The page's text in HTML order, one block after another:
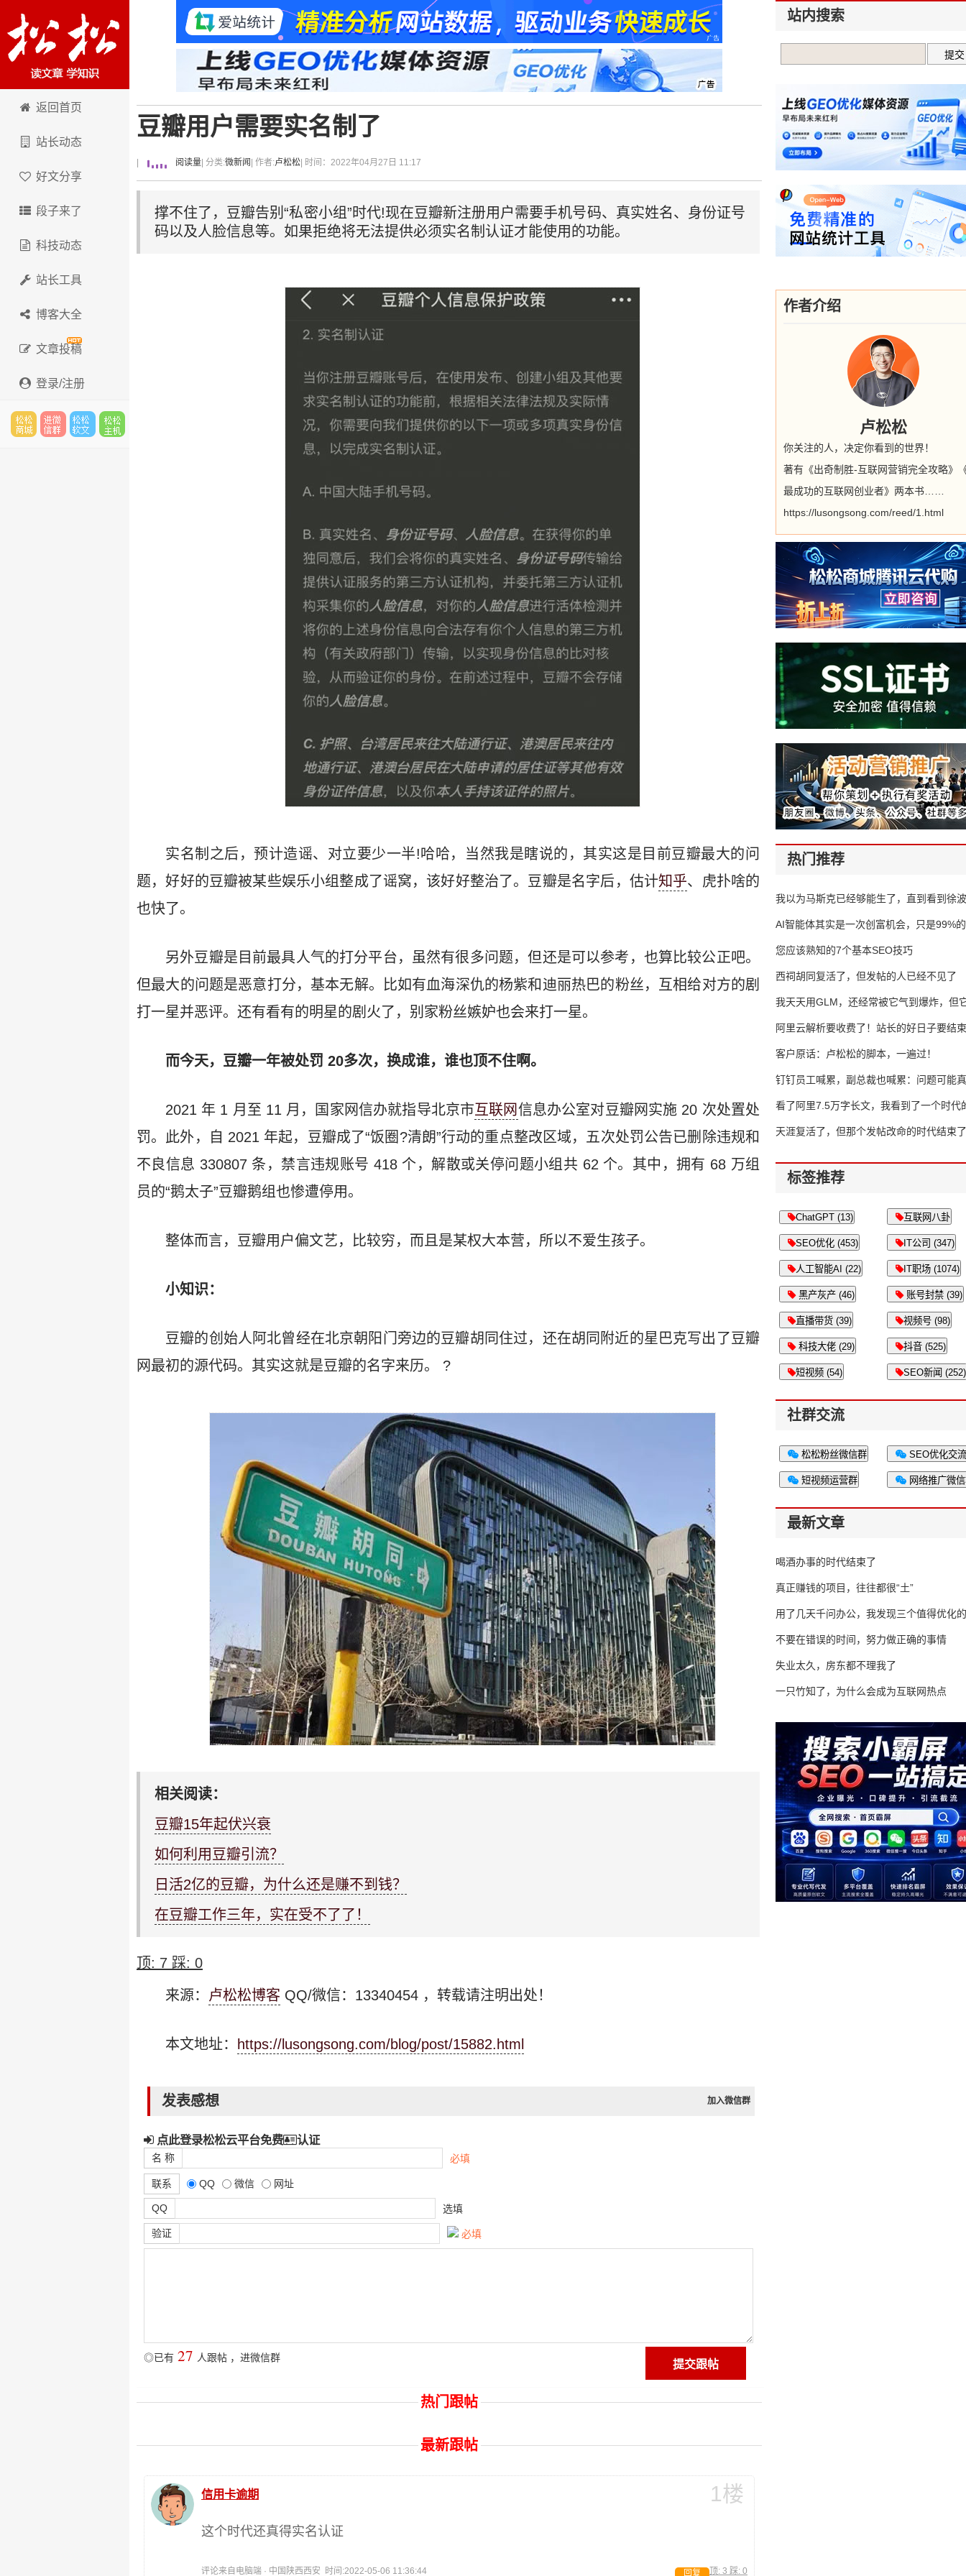
卢松松博客
返回首页
站长动态
好文分享
段子来了
科技动态
站长工具
博客大全
文章投稿
登录/注册
豆瓣用户需要实名制了
阅读量 | 分类:微新闻 | 作者:卢松松 | 时间：2022年04月27日 11:17
撑不住了，豆瓣告别“私密小组”时代!现在豆瓣新注册用户需要手机号码、真实姓名、身份证号
码以及人脸信息等。如果拒绝将无法提供必须实名制认证才能使用的功能。
实名制之后，预计造谣、对立要少一半!哈哈，当然我是瞎说的，其实这是目前豆瓣最大的问
题，好好的豆瓣被某些娱乐小组整成了谣窝，该好好整治了。豆瓣是名字后，估计知乎、虎扑啥的
也快了。
另外豆瓣是目前最具人气的打分平台，虽然有很多问题，但还是可以参考，也算比较公正吧。
但最大的问题是恶意打分，基本无解。比如有血海深仇的杨紫和迪丽热巴的粉丝，互相给对方的剧
打一星并恶评。还有看有的明星的剧火了，别家粉丝嫉妒也会来打一星。
而今天，豆瓣一年被处罚 20多次，换成谁，谁也顶不住啊。
2021 年 1 月至 11 月，国家网信办就指导北京市 互联网 信息办公室对豆瓣网实施 20 次处置处
罚。此外，自 2021 年起，豆瓣成了“饭圈?清朗”行动的重点整改区域，五次处罚公告已删除违规和
不良信息 330807 条，禁言违规账号 418 个，解散或关停问题小组共 62 个。其中，拥有 68 万组
员的“鹅太子”豆瓣鹅组也惨遭停用。
整体而言，豆瓣用户偏文艺，比较穷，而且是某权大本营，所以不爱生孩子。
小知识：
豆瓣的创始人阿北曾经在北京朝阳门旁边的豆瓣胡同住过，还在胡同附近的星巴克写出了豆瓣
网最初的源代码。其实这就是豆瓣的名字来历。 ?
相关阅读：
豆瓣15年起伏兴衰
如何利用豆瓣引流？
日活2亿的豆瓣，为什么还是赚不到钱？
在豆瓣工作三年，实在受不了了！
顶: 7 踩: 0
来源： 卢松松博客 QQ/微信：13340454 ，转载请注明出处！
本文地址： https://lusongsong.com/blog/post/15882.html
发表感想 加入微信群
点此登录松松云平台免费 认证
名 称 必填
联系 QQ 微信 网址
QQ 选填
验证 必填
◎已有 27 人跟帖 ， 进微信群
热门跟帖
最新跟帖
1楼
信用卡逾期
这个时代还真得实名认证
评论来自电脑端 · 中国陕西西安 时间:2022-05-06 11:36:44 顶: 3 踩: 0
回复
站内搜索
作者介绍
卢松松
你关注的人，决定你看到的世界！
著有《出奇制胜-互联网营销完全攻略》
最成功的互联网创业者》两本书……
https://lusongsong.com/reed/1.html
热门推荐
我以为马斯克已经够能生了，直到看到
AI智能体其实是一次创富机会，只是99%
错过了
您应该熟知的7个基本SEO技巧
西祠胡同复活了，但发帖的人已经不见了
我天天用GLM，还经常被它气到爆炸，但
16万亿
阿里云解析要收费了！站长的好日子要结
客户原话：卢松松的脚本，一遍过！
钉钉员工喊累，副总裁也喊累：问题可能
了
看了阿里7.5万字长文，我看到了一个时代
天涯复活了，但那个发帖改命的时代结束了
标签推荐
ChatGPT (13) 互联网八卦
SEO优化 (453) IT公司 (347)
人工智能AI (22) IT职场 (1074)
黑产灰产 (46) 账号封禁 (39)
直播带货 (39) 视频号 (98)
科技大佬 (29) 抖音 (525)
短视频 (54) SEO新闻 (252)
社群交流
松松粉丝微信群 SEO优化交
短视频运营群 网络推广微
最新文章
喝酒办事的时代结束了
真正赚钱的项目，往往都很“土”
用了几天千问办公，我发现三个值得优化
不要在错误的时间，努力做正确的事情
失业太久，房东都不理我了
一只竹知了，为什么会成为互联网热点